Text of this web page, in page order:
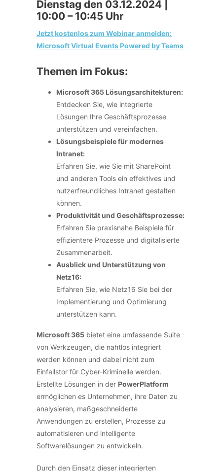
Dienstag den 03.12.2024 |
10:00 – 10:45 Uhr
Jetzt kostenlos zum Webinar anmelden:
Microsoft Virtual Events Powered by Teams
Themen im Fokus:
Microsoft 365 Lösungsarchitekturen:
Entdecken Sie, wie integrierte
Lösungen Ihre Geschäftsprozesse
unterstützen und vereinfachen.
Lösungsbeispiele für modernes
Intranet:
Erfahren Sie, wie Sie mit SharePoint
und anderen Tools ein effektives und
nutzerfreundliches Intranet gestalten
können.
Produktivität und Geschäftsprozesse:
Erfahren Sie praxisnahe Beispiele für
effizientere Prozesse und digitalisierte
Zusammenarbeit.
Ausblick und Unterstützung von
Netz16:
Erfahren Sie, wie Netz16 Sie bei der
Implementierung und Optimierung
unterstützen kann.
Microsoft 365 bietet eine umfassende Suite
von Werkzeugen, die nahtlos integriert
werden können und dabei nicht zum
Einfallstor für Cyber-Kriminelle werden.
Erstellte Lösungen in der PowerPlatform
ermöglichen es Unternehmen, ihre Daten zu
analysieren, maßgeschneiderte
Anwendungen zu erstellen, Prozesse zu
automatisieren und intelligente
Softwarelösungen zu entwickeln.
Durch den Einsatz dieser integrierten